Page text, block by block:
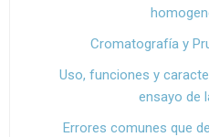
Cromatografía y
Uso, funciones y
ensayo de
Errores comunes que